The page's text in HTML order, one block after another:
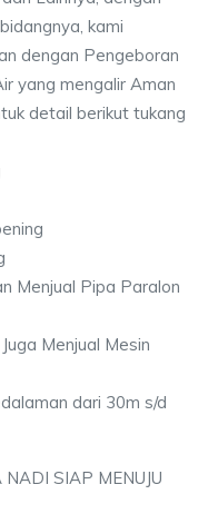
kami
dengan Pengeboran
yang mengalir Aman
detail berikut tukang
Menjual Pipa Paralon
Menjual Mesin
dari 30m s/d
SIAP MENUJU